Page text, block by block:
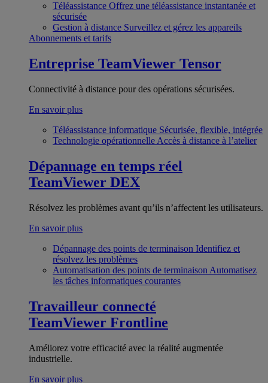
Téléassistance Offrez une téléassistance instantanée et
sécurisée
Gestion à distance Surveillez et gérez les appareils
Abonnements et tarifs
Entreprise TeamViewer Tensor
Connectivité à distance pour des opérations sécurisées.
En savoir plus
Téléassistance informatique Sécurisée, flexible, intégrée
Technologie opérationnelle Accès à distance à l’atelier
Dépannage en temps réel
TeamViewer DEX
Résolvez les problèmes avant qu’ils n’affectent les utilisateurs.
En savoir plus
Dépannage des points de terminaison Identifiez et
résolvez les problèmes
Automatisation des points de terminaison Automatisez
les tâches informatiques courantes
Travailleur connecté
TeamViewer Frontline
Améliorez votre efficacité avec la réalité augmentée
industrielle.
En savoir plus